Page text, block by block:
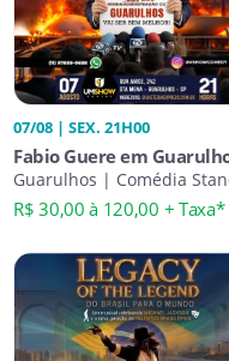
07/08 | SEX. 21H00
Fabio Guere em
Guarulhos | Comédia
Up
R$ 30,00 à 120,00 + Taxa*